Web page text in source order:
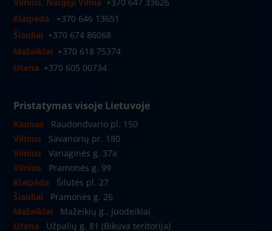
Klaipėda
+370 646 13651
Šiauliai +370 674 86068
Mažeikiai +370 618 75374
Utena +370 605 00734
Pristatymas visoje Lietuvoje
Kaunas
Raudondvario pl. 150
Vilnius
Savanorių pr. 180
Vilnius
Vanaginės g. 37a
Vilnius
Pramonės g. 99
Klaipėda
Šilutės pl. 27
Šiauliai
Pramonės g. 26
Mažeikiai
Mažeikių g., Juodeikiai
Utena
Užpalių g. 81 (Bikuva teritorija)